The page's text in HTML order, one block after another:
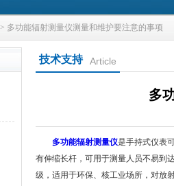
> 多功能辐射测量仪测量和维护要注意的事项
技术支持 Article
多
多功能辐射测量仪是手持式仪表
有伸缩长杆，可用于测量人员不易到
级，适用于环保、核工业场所，对放